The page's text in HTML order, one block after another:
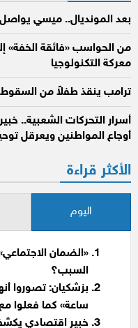
بعد المونديال.. ميسي
من الحواسب «فائقة الخفة»
معركة التكنولوجيا
ترامب ينقذ طفلاً من السقوط
أسرار التحركات الشعبية..
أوجاع المواطنين ويعرقل
الأكثر قراءة
اليوم
«الضمان
السبب؟
ساعة» كما فعلوا
خبير اقتصادي